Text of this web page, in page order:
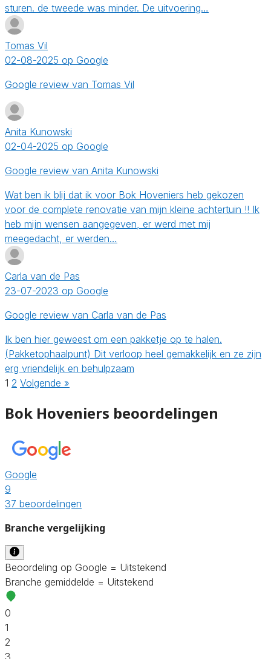
sturen. de tweede was minder. De uitvoering…
Tomas Vil
02-08-2025 op Google
Google review van Tomas Vil
Anita Kunowski
02-04-2025 op Google
Google review van Anita Kunowski
Wat ben ik blij dat ik voor Bok Hoveniers heb gekozen
voor de complete renovatie van mijn kleine achtertuin !! Ik
heb mijn wensen aangegeven, er werd met mij
meegedacht, er werden…
Carla van de Pas
23-07-2023 op Google
Google review van Carla van de Pas
Ik ben hier geweest om een pakketje op te halen.
(Pakketophaalpunt) Dit verloop heel gemakkelijk en ze zijn
erg vriendelijk en behulpzaam
1 2 Volgende »
Bok Hoveniers beoordelingen
Google
9
37 beoordelingen
Branche vergelijking
Beoordeling op Google = Uitstekend
Branche gemiddelde = Uitstekend
0
1
2
3